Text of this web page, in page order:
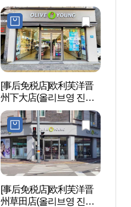
[事后免税店]欧利芙洋晋
州下大店(올리브영 진주
하대점)
[事后免税店]欧利芙洋晋
州草田店(올리브영 진주